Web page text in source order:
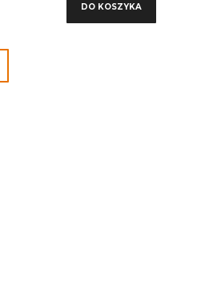
DO KOSZYKA